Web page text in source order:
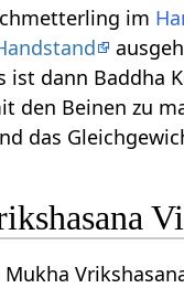
im
ist dann Baddha
den Beinen zu
das